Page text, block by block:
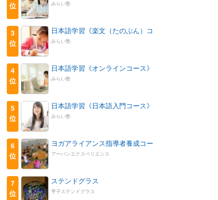
位
みらい塾
3
位
日本語学習《楽文（たのぶん）コ
みらい塾
4
位
日本語学習《オンラインコース》
みらい塾
5
位
日本語学習《日本語入門コース》
みらい塾
6
位
ヨガアライアンス指導者養成コー
アーバンエクスペリエンス
7
位
ステンドグラス
亨子ステンドグラス